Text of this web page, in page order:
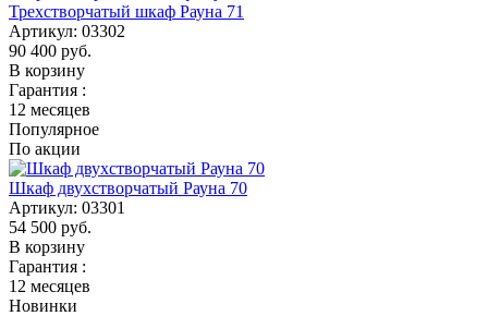
Трехстворчатый шкаф Рауна 71
Артикул: 03302
90 400 руб.
В корзину
Гарантия :
12 месяцев
Популярное
По акции
Шкаф двухстворчатый Рауна 70
Артикул: 03301
54 500 руб.
В корзину
Гарантия :
12 месяцев
Новинки